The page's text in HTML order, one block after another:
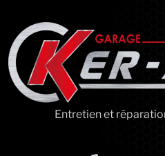
Entretien et